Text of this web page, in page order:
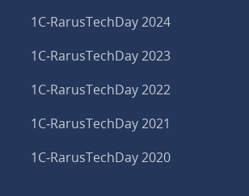
1C‑RarusTechDay 2024
1C‑RarusTechDay 2023
1C‑RarusTechDay 2022
1C‑RarusTechDay 2021
1C‑RarusTechDay 2020